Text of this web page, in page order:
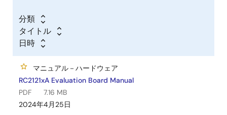
分類
タイトル
日時
マニュアル－ハードウェア
RC2121xA Evaluation Board Manual
PDF
7.16 MB
2024年4月25日